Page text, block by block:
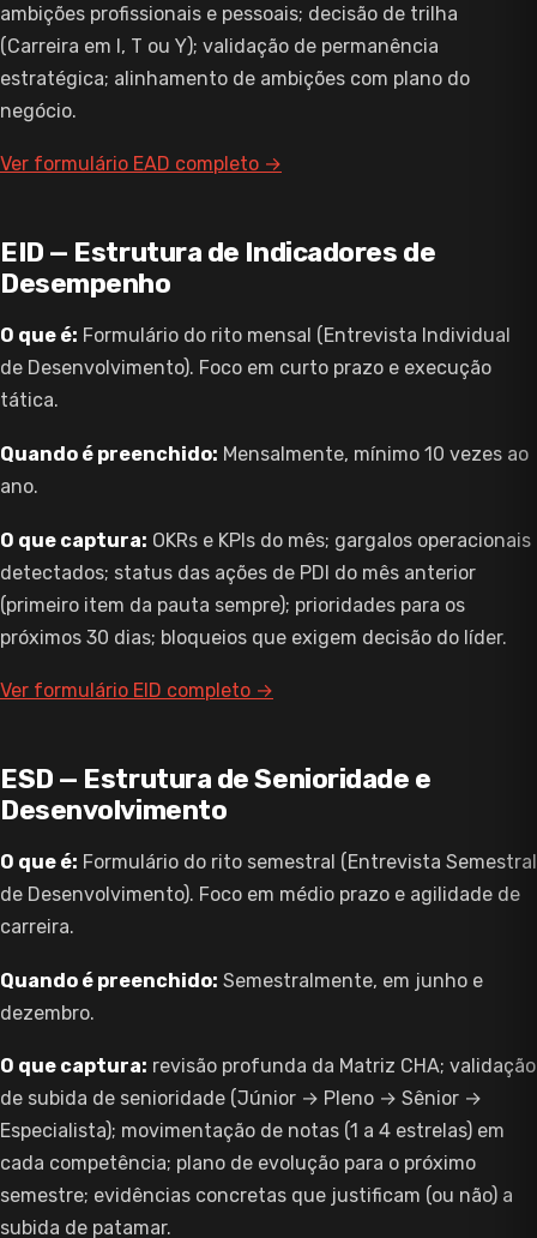
ambições profissionais e pessoais; decisão de trilha
(Carreira em I, T ou Y); validação de permanência
estratégica; alinhamento de ambições com plano do
negócio.
Ver formulário EAD completo →
EID — Estrutura de Indicadores de
Desempenho
O que é: Formulário do rito mensal (Entrevista Individual
de Desenvolvimento). Foco em curto prazo e execução
tática.
Quando é preenchido: Mensalmente, mínimo 10 vezes ao
ano.
O que captura: OKRs e KPIs do mês; gargalos operacionais
detectados; status das ações de PDI do mês anterior
(primeiro item da pauta sempre); prioridades para os
próximos 30 dias; bloqueios que exigem decisão do líder.
Ver formulário EID completo →
ESD — Estrutura de Senioridade e
Desenvolvimento
O que é: Formulário do rito semestral (Entrevista Semestral
de Desenvolvimento). Foco em médio prazo e agilidade de
carreira.
Quando é preenchido: Semestralmente, em junho e
dezembro.
O que captura: revisão profunda da Matriz CHA; validação
de subida de senioridade (Júnior → Pleno → Sênior →
Especialista); movimentação de notas (1 a 4 estrelas) em
cada competência; plano de evolução para o próximo
semestre; evidências concretas que justificam (ou não) a
subida de patamar.